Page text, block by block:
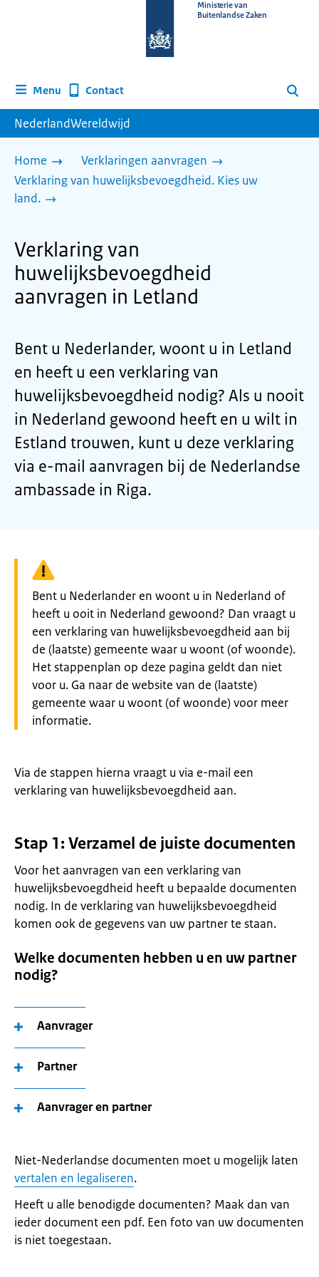
homepage
Ministerie van
Buitenlandse Zaken
Menu Contact Zoeken
NederlandWereldwijd
Home
Verklaringen aanvragen
Verklaring van huwelijksbevoegdheid. Kies uw
land.
Verklaring van
huwelijksbevoegdheid
aanvragen in Letland
Bent u Nederlander, woont u in Letland
en heeft u een verklaring van
huwelijksbevoegdheid nodig? Als u nooit
in Nederland gewoond heeft en u wilt in
Estland trouwen, kunt u deze verklaring
via e-mail aanvragen bij de Nederlandse
ambassade in Riga.
Waarschuwing:
Bent u Nederlander en woont u in Nederland of
heeft u ooit in Nederland gewoond? Dan vraagt u
een verklaring van huwelijksbevoegdheid aan bij
de (laatste) gemeente waar u woont (of woonde).
Het stappenplan op deze pagina geldt dan niet
voor u. Ga naar de website van de (laatste)
gemeente waar u woont (of woonde) voor meer
informatie.
Via de stappen hierna vraagt u via e-mail een
verklaring van huwelijksbevoegdheid aan.
Stap 1: Verzamel de juiste documenten
Voor het aanvragen van een verklaring van
huwelijksbevoegdheid heeft u bepaalde documenten
nodig. In de verklaring van huwelijksbevoegdheid
komen ook de gegevens van uw partner te staan.
Welke documenten hebben u en uw partner
nodig?
Aanvrager
Partner
Aanvrager en partner
Niet-Nederlandse documenten moet u mogelijk laten
vertalen en legaliseren.
Heeft u alle benodigde documenten? Maak dan van
ieder document een pdf. Een foto van uw documenten
is niet toegestaan.